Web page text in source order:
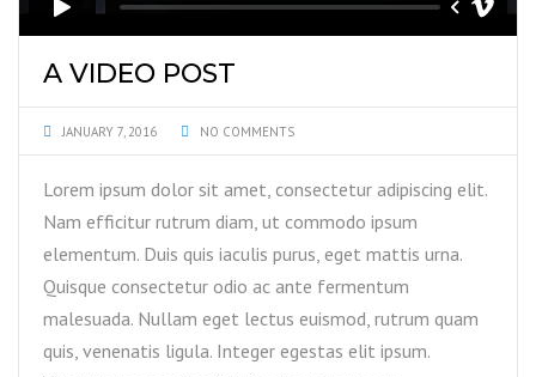
A VIDEO POST
JANUARY 7, 2016 NO COMMENTS
Lorem ipsum dolor sit amet, consectetur adipiscing elit.
Nam efficitur rutrum diam, ut commodo ipsum
elementum. Duis quis iaculis purus, eget mattis urna.
Quisque consectetur odio ac ante fermentum
malesuada. Nullam eget lectus euismod, rutrum quam
quis, venenatis ligula. Integer egestas elit ipsum.